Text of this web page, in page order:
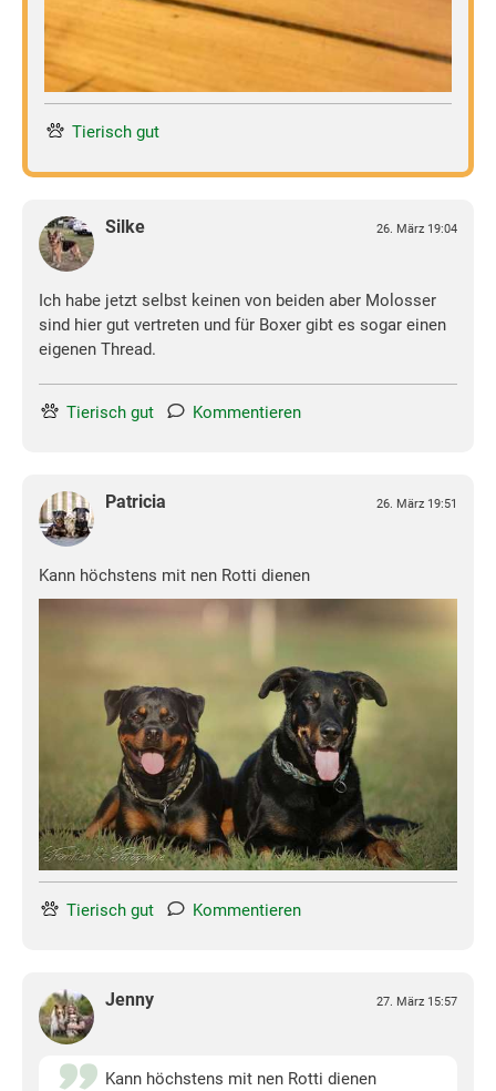
Tierisch gut
Silke 26. März 19:04
Ich habe jetzt selbst keinen von beiden aber Molosser
sind hier gut vertreten und für Boxer gibt es sogar einen
eigenen Thread.
Tierisch gut Kommentieren
Patricia 26. März 19:51
Kann höchstens mit nen Rotti dienen
Tierisch gut Kommentieren
Jenny 27. März 15:57
Kann höchstens mit nen Rotti dienen